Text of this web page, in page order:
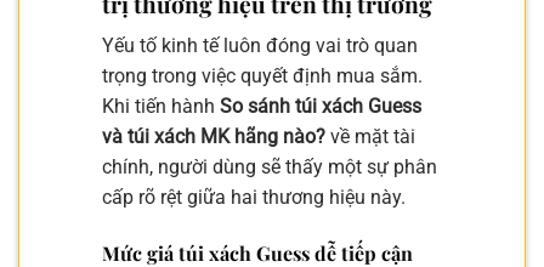
Yếu tố kinh tế luôn đóng vai trò quan
trọng trong việc quyết định mua sắm.
Khi tiến hành So sánh túi xách Guess
và túi xách MK hãng nào? về mặt tài
chính, người dùng sẽ thấy một sự phân
cấp rõ rệt giữa hai thương hiệu này.
Mức giá túi xách Guess dễ tiếp cận